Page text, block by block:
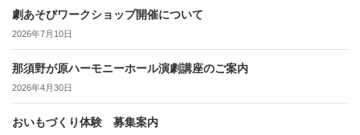
劇あそびワークショップ開催について
2026年7月10日
那須野が原ハーモニーホール演劇講座のご案内
2026年4月30日
おいもづくり体験 募集案内